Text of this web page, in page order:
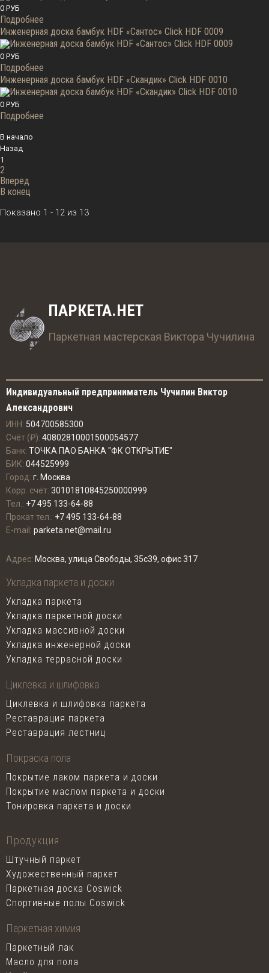
0 РУБ
Подробнее
Инженерная доска бамбук HDF «Сантос» Click HDF 0009
0 РУБ
Подробнее
Инженерная доска бамбук HDF «Скандик» Click HDF 0010
0 РУБ
Подробнее
В начало
Назад
1
2
Вперед
В конец
Показано 1 - 12 из 13
ПАРКЕТА.НЕТ
Паркетная мастерская Виктора Чучилина
Индивидуальный предприниматель Чучилин Виктор
Александрович
ИНН: 504700585300
Счёт (₽): 40802810001500054577
Банк: ТОЧКА ПАО БАНКА "ФК ОТКРЫТИЕ"
БИК: 044525999
Город: г. Москва
Корр. счёт: 30101810845250000999
Тел.: +7 495 133-64-88
Прокат тел.: +7 495 133-64-88
E-mail: parketa.net@mail.ru
Адрес: Москва, улица Свободы, 35с39, офис 317
Укладка паркета и доски
Укладка паркета
Укладка паркетной доски
Укладка массивной доски
Укладка инженерной доски
Укладка террасной доски
Циклевка и шлифовка
Циклевка и шлифовка паркета
Реставрация паркета
Реставрация лестниц
Покраска пола
Покрытие лаком паркета и доски
Покрытие маслом паркета и доски
Тонировка паркета и доски
Продукция
Штучный паркет
Художественный паркет
Паркетная доска Coswick
Спортивные полы Coswick
Паркетная химия
Паркетный лак
Масло для пола